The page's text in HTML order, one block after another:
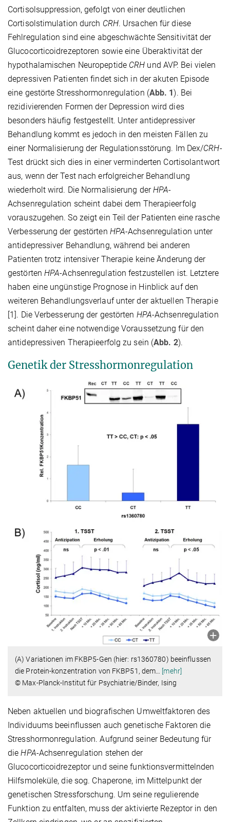
Cortisolsuppression, gefolgt von einer deutlichen
Cortisolstimulation durch CRH. Ursachen für diese
Fehlregulation sind eine abgeschwächte Sensitivität der
Glucocorticoidrezeptoren sowie eine Überaktivität der
hypothalamischen Neuropeptide CRH und AVP. Bei vielen
depressiven Patienten findet sich in der akuten Episode
eine gestörte Stresshormonregulation (Abb. 1). Bei
rezidivierenden Formen der Depression wird dies
besonders häufig festgestellt. Unter antidepressiver
Behandlung kommt es jedoch in den meisten Fällen zu
einer Normalisierung der Regulationsstörung. Im Dex/CRH-
Test drückt sich dies in einer verminderten Cortisolantwort
aus, wenn der Test nach erfolgreicher Behandlung
wiederholt wird. Die Normalisierung derHPA-
Achsenregulation scheint dabei dem Therapieerfolg
vorauszugehen. So zeigt ein Teil der Patienten eine rasche
Verbesserung der gestörten HPA-Achsenregulation unter
antidepressiver Behandlung, während bei anderen
Patienten trotz intensiver Therapie keine Änderung der
gestörten HPA-Achsenregulation festzustellen ist. Letztere
haben eine ungünstige Prognose in Hinblick auf den
weiteren Behandlungsverlauf unter der aktuellen Therapie
[1]. Die Verbesserung der gestörten HPA-Achsenregulation
scheint daher eine notwendige Voraussetzung für den
antidepressiven Therapieerfolg zu sein (Abb. 2).
Genetik der Stresshormonregulation
(A) Variationen im FKBP5-Gen (hier: rs1360780) beeinflussen
die Protein-konzentration von FKBP51, dem
[mehr]
© Max-Planck-Institut für Psychiatrie/Binder, Ising
Neben aktuellen und biografischen Umweltfaktoren des
Individuums beeinflussen auch genetische Faktoren die
Stresshormonregulation. Aufgrund seiner Bedeutung für
dieHPA-Achsenregulation stehen der
Glucocorticoidrezeptor und seine funktionsvermittelnden
Hilfsmoleküle, die sog. Chaperone, im Mittelpunkt der
genetischen Stressforschung. Um seine regulierende
Funktion zu entfalten, muss der aktivierte Rezeptor in den